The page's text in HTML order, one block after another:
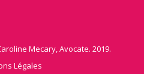
Mecary, Avocate. 2019.
Légales